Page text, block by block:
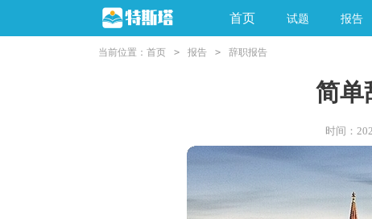
首页 试题 报告
当前位置： 首页 > 报告 > 辞职报告
简单
时间：